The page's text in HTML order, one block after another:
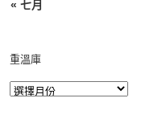
« 七月
重溫庫